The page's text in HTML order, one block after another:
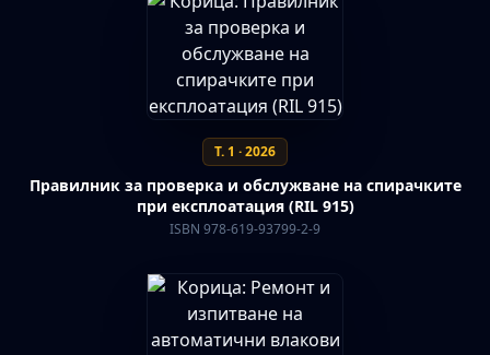
Т. 1 · 2026
Правилник за проверка и обслужване на спирачките
при експлоатация (RIL 915)
ISBN 978-619-93799-2-9